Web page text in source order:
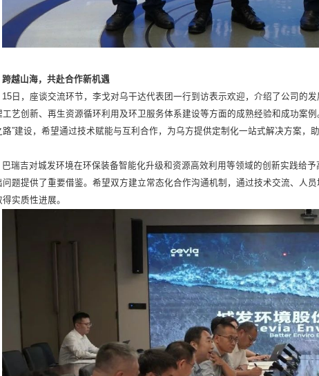
跨越山海，共赴合作新机遇
15日，座谈交流环节，李戈对乌干达代表团一行到访表示欢迎，介绍了公司的
工艺创新、再生资源循环利用及环卫服务体系建设等方面的成熟经验和成功案
路”建设，希望通过技术赋能与互利合作，为乌方提供定制化一站式解决方案，
巴瑞吉对城发环境在环保装备智能化升级和资源高效利用等领域的创新实践给
问题提供了重要借鉴。希望双方建立常态化合作沟通机制，通过技术交流、人
得实质性进展。